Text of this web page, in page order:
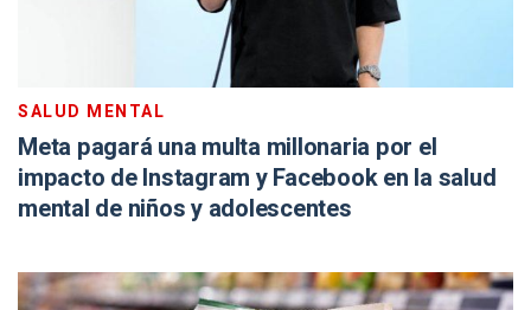
SALUD MENTAL
Meta pagará una multa millonaria por el
impacto de Instagram y Facebook en la salud
mental de niños y adolescentes